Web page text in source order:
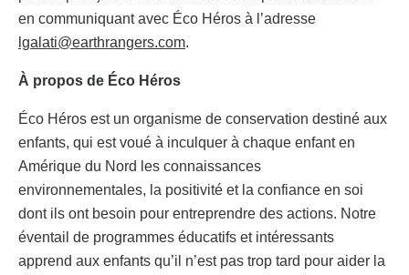
en communiquant avec Éco Héros à l’adresse
lgalati@earthrangers.com.
À propos de Éco Héros
Éco Héros est un organisme de conservation destiné aux
enfants, qui est voué à inculquer à chaque enfant en
Amérique du Nord les connaissances
environnementales, la positivité et la confiance en soi
dont ils ont besoin pour entreprendre des actions. Notre
éventail de programmes éducatifs et intéressants
apprend aux enfants qu’il n’est pas trop tard pour aider la